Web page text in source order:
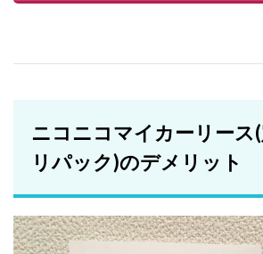
ニコニコマイカーリース
リパック)のデメリット